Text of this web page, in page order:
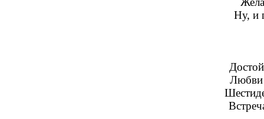
Ну, и
Любви